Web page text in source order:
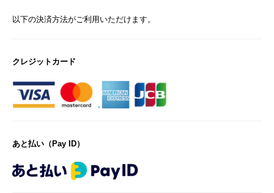
以下の決済方法がご利用いただけます。
クレジットカード
あと払い（Pay ID）